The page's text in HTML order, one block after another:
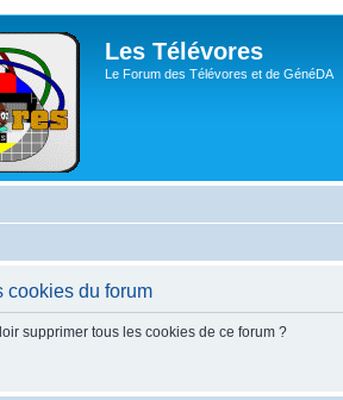
Les Télévores
Le Forum des Télévores et de GénéDA
cookies du forum
supprimer tous les cookies de ce forum ?